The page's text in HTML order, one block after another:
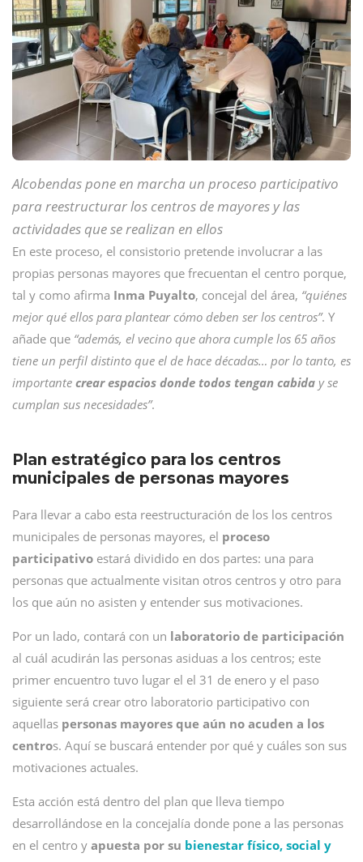
Alcobendas pone en marcha un proceso participativo
para reestructurar los centros de mayores y las
actividades que se realizan en ellos
En este proceso, el consistorio pretende involucrar a las
propias personas mayores que frecuentan el centro porque,
tal y como afirma Inma Puyalto, concejal del área, “quiénes
mejor qué ellos para plantear cómo deben ser los centros”. Y
añade que “además, el vecino que ahora cumple los 65 años
tiene un perfil distinto que el de hace décadas… por lo tanto, es
importante crear espacios donde todos tengan cabida y se
cumplan sus necesidades”.
Plan estratégico para los centros
municipales de personas mayores
Para llevar a cabo esta reestructuración de los los centros
municipales de personas mayores, el proceso
participativo estará dividido en dos partes: una para
personas que actualmente visitan otros centros y otro para
los que aún no asisten y entender sus motivaciones.
Por un lado, contará con un laboratorio de participación
al cuál acudirán las personas asiduas a los centros; este
primer encuentro tuvo lugar el el 31 de enero y el paso
siguiente será crear otro laboratorio participativo con
aquellas personas mayores que aún no acuden a los
centros. Aquí se buscará entender por qué y cuáles son sus
motivaciones actuales.
Esta acción está dentro del plan que lleva tiempo
desarrollándose en la concejalía donde pone a las personas
en el centro y apuesta por su bienestar físico, social y